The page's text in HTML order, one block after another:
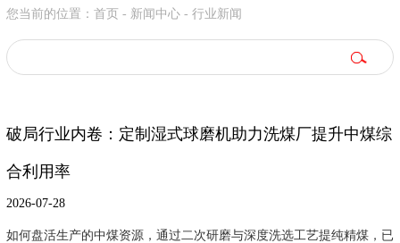
您当前的位置： 首页 - 新闻中心- 行业新闻
破局行业内卷：定制湿式球磨机助力洗煤厂提升中煤综
合利用率
2026-07-28
如何盘活生产的中煤资源，通过二次研磨与深度洗选工艺提纯精煤，已